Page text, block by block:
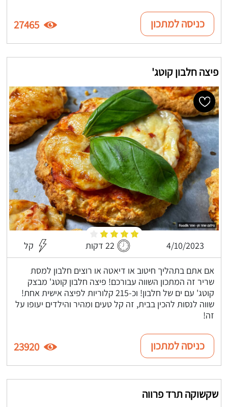
כניסה למתכון 27465
פיצה חלבון קוטג'
4/10/2023 22 דקות קל
אם אתם בתהליך חיטוב או דיאטה או רוצים חלבון למסת
שריר זה המתכון השווה עבורכם! פיצה חלבון קוטג' מבצק
קוטג' עם ים של חלבון! וכ-215 קלוריות לפיצה אישית אחת!
שווה לנסות להכין בבית, זה קל טעים ומהיר והילדים יעופו על
זה!
כניסה למתכון 23920
שקשוקה תרד פרווה